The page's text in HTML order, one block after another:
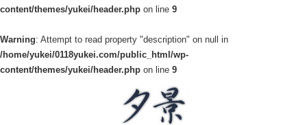
content/themes/yukei/header.php on line 9
Warning: Attempt to read property "description" on null in
/home/yukei/0118yukei.com/public_html/wp-
content/themes/yukei/header.php on line 9